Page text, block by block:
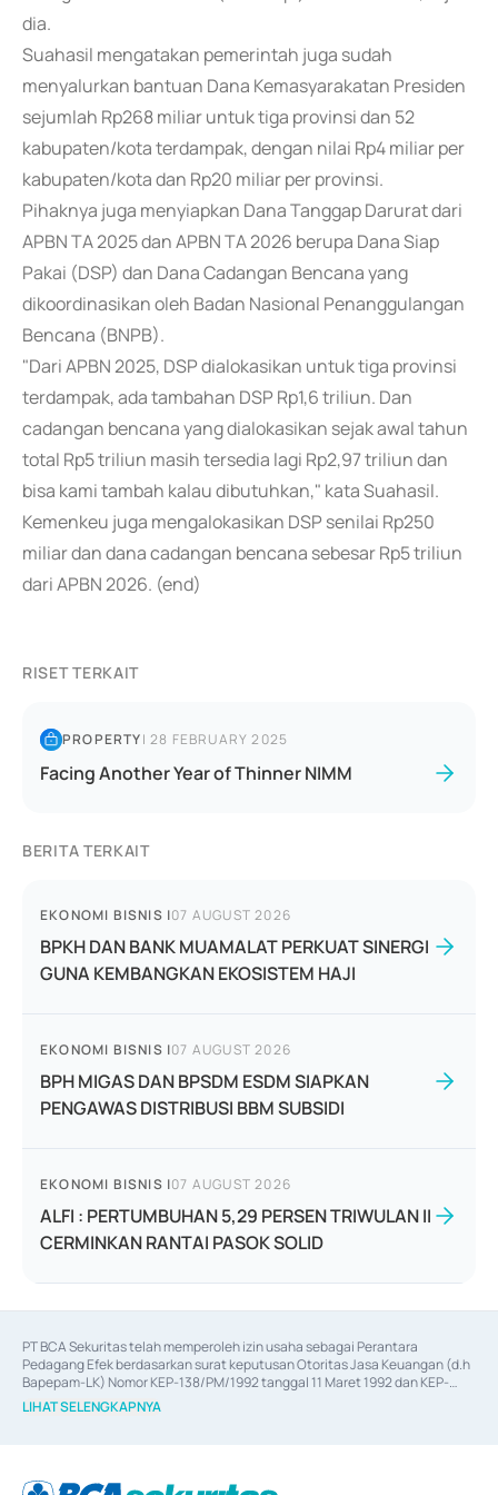
dia.
Suahasil mengatakan pemerintah juga sudah
menyalurkan bantuan Dana Kemasyarakatan Presiden
sejumlah Rp268 miliar untuk tiga provinsi dan 52
kabupaten/kota terdampak, dengan nilai Rp4 miliar per
kabupaten/kota dan Rp20 miliar per provinsi.
Pihaknya juga menyiapkan Dana Tanggap Darurat dari
APBN TA 2025 dan APBN TA 2026 berupa Dana Siap
Pakai (DSP) dan Dana Cadangan Bencana yang
dikoordinasikan oleh Badan Nasional Penanggulangan
Bencana (BNPB).
"Dari APBN 2025, DSP dialokasikan untuk tiga provinsi
terdampak, ada tambahan DSP Rp1,6 triliun. Dan
cadangan bencana yang dialokasikan sejak awal tahun
total Rp5 triliun masih tersedia lagi Rp2,97 triliun dan
bisa kami tambah kalau dibutuhkan," kata Suahasil.
Kemenkeu juga mengalokasikan DSP senilai Rp250
miliar dan dana cadangan bencana sebesar Rp5 triliun
dari APBN 2026. (end)
RISET TERKAIT
PROPERTY|28 FEBRUARY 2025
Facing Another Year of Thinner NIMM
BERITA TERKAIT
EKONOMI BISNIS |07 AUGUST 2026
BPKH DAN BANK MUAMALAT PERKUAT SINERGI
GUNA KEMBANGKAN EKOSISTEM HAJI
EKONOMI BISNIS |07 AUGUST 2026
BPH MIGAS DAN BPSDM ESDM SIAPKAN
PENGAWAS DISTRIBUSI BBM SUBSIDI
EKONOMI BISNIS |07 AUGUST 2026
ALFI : PERTUMBUHAN 5,29 PERSEN TRIWULAN II
CERMINKAN RANTAI PASOK SOLID
PT BCA Sekuritas telah memperoleh izin usaha sebagai Perantara
Pedagang Efek berdasarkan surat keputusan Otoritas Jasa Keuangan (d.h
Bapepam-LK) Nomor KEP-138/PM/1992 tanggal 11 Maret 1992 dan KEP-
06/D.04/2014 tanggal 28 Februari 2014, izin usaha sebagai Penjamin Emisi
Efek berdasarkan surat keputusan Otoritas Jasa Keuangan Nomor KEP-
berdasarkan surat keputusan Otoritas Jasa Keuangan Nomor S-
LIHAT SELENGKAPNYA